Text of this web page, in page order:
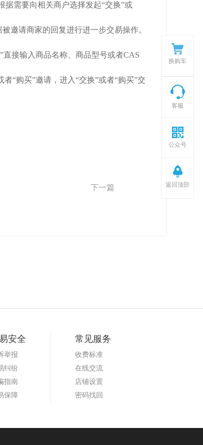
需要向相关商户选择发起“交换”或
邀请商家的回复进行进一步交易操作。
接输入商品名称、商品型号或者CAS
“购买”邀请，进入“交换”或者“购买”交
下一篇
安全
举报
纠纷
指南
保障
常见服务
收费标准
在线交流
店铺设置
密码找回
换购车
客服
公众号
返回顶部